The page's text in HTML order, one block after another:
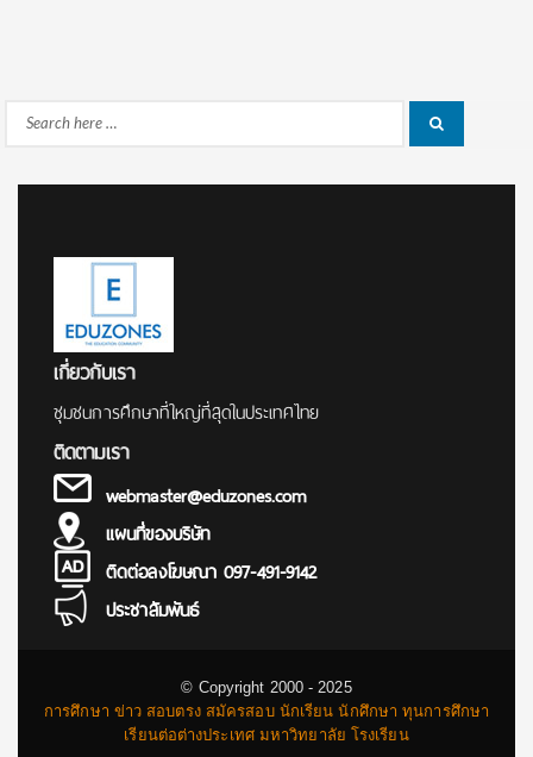
Search
เกี่ยวกับเรา
ชุมชนการศึกษาที่ใหญ่ที่สุดในประเทศไทย
ติดตามเรา
webmaster@eduzones.com
แผนที่ของบริษัท
ติดต่อลงโฆษณา 097-491-9142
ประชาสัมพันธ์
© Copyright 2000 - 2025
การศึกษา ข่าว สอบตรง สมัครสอบ นักเรียน นักศึกษา ทุนการศึกษา
เรียนต่อต่างประเทศ มหาวิทยาลัย โรงเรียน